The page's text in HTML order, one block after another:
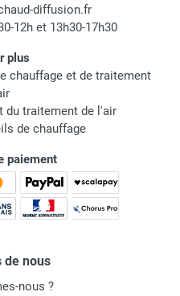
diffusion.fr
12h et 13h30-17h30
plus
chauffage et de traitement
du traitement de l'air
de chauffage
paiement
de nous
nous ?